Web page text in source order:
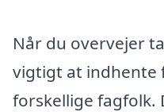
Når du overvejer
vigtigt at indhente
forskellige fagfolk.